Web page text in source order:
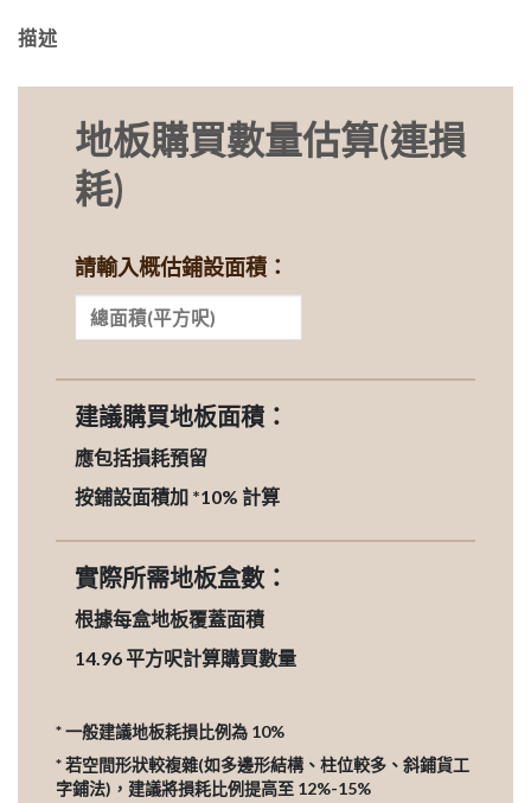
描述
地板購買數量估算(連損
耗)
請輸入概估鋪設面積：
建議購買地板面積：
應包括損耗預留
按鋪設面積加 *10% 計算
實際所需地板盒數：
根據每盒地板覆蓋面積
14.96平方呎計算購買數量
* 一般建議地板耗損比例為 10%
* 若空間形狀較複雜(如多邊形結構、柱位較多、斜鋪貨工
字鋪法)，建議將損耗比例提高至 12%-15%